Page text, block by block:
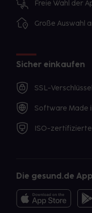
Freie Wahl der
Große Auswahl
Sicher einkaufen
SSL-
Software Made
ISO-
Die gesund.de App